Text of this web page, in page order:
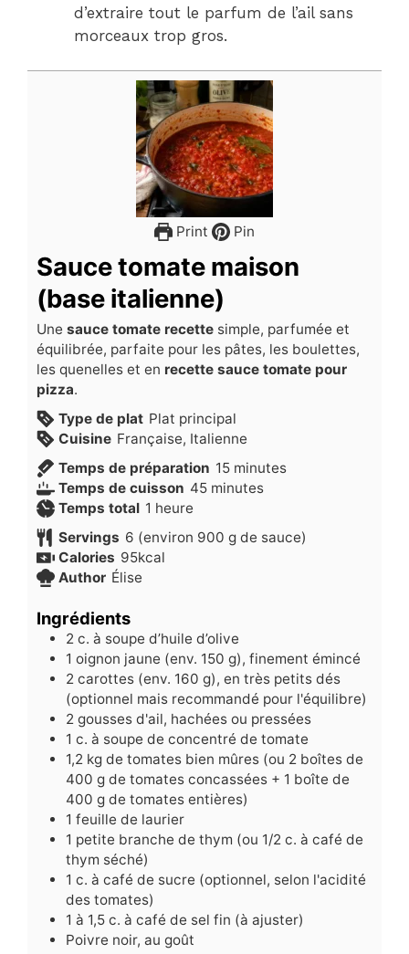
d’extraire tout le parfum de l’ail sans
morceaux trop gros.
Print Pin
Sauce tomate maison
(base italienne)
Une sauce tomate recette simple, parfumée et
équilibrée, parfaite pour les pâtes, les boulettes,
les quenelles et en recette sauce tomate pour
pizza.
Type de plat Plat principal
Cuisine Française, Italienne
Temps de préparation 15minutes
minutes
Temps de cuisson 45minutes
minutes
Temps total 1 heure
heure
Servings 6 (environ 900 g de sauce)
Calories 95kcal
Author Élise
Ingrédients
2 c. à soupe d’huile d’olive
1 oignon jaune (env. 150 g), finement émincé
2 carottes (env. 160 g), en très petits dés
(optionnel mais recommandé pour l'équilibre)
2 gousses d'ail, hachées ou pressées
1 c. à soupe de concentré de tomate
1,2 kg de tomates bien mûres (ou 2 boîtes de
400 g de tomates concassées + 1 boîte de
400 g de tomates entières)
1 feuille de laurier
1 petite branche de thym (ou 1/2 c. à café de
thym séché)
1 c. à café de sucre (optionnel, selon l'acidité
des tomates)
1 à 1,5 c. à café de sel fin (à ajuster)
Poivre noir, au goût